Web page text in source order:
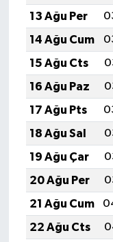
13 Ağu Per
14 Ağu Cum
15 Ağu Cts
16 Ağu Paz
17 Ağu Pts
18 Ağu Sal
19 Ağu Çar
20 Ağu Per
21 Ağu Cum
22 Ağu Cts